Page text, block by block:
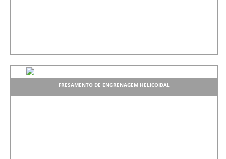
FRESAMENTO DE ENGRENAGEM HELICOIDAL